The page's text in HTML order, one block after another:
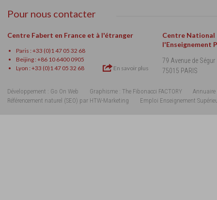
Pour nous contacter
Centre Fabert en France et à l'étranger
Paris : +33 (0)1 47 05 32 68
Beijing : +86 10 6400 0905
Lyon : +33 (0)1 47 05 32 68
En savoir plus
Centre National
l'Enseignement
79 Avenue de Ségur
75015 PARIS
Développement : Go On Web Graphisme : The Fibonacci FACTORY
Annuaire
Référencement naturel (SEO) par HTW-Marketing
Emploi Enseignement